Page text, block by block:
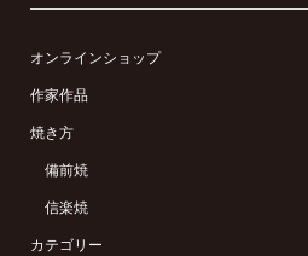
オンラインショップ
作家作品
焼き方
備前焼
信楽焼
カテゴリー